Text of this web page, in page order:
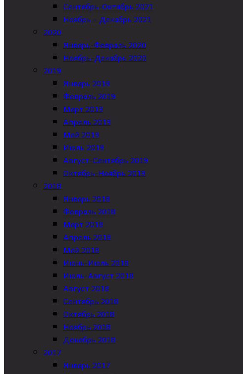
Сентябрь-Октябрь 2021
Ноябрь – Декабрь 2021
2020
Январь-Февраль 2020
Ноябрь-Декабрь 2020
2019
Январь 2019
Февраль 2019
Март 2019
Апрель 2019
Май 2019
Июль 2019
Август-Сентябрь 2019
Октябрь-Ноябрь 2019
2018
Январь 2018
Февраль 2018
Март 2018
Апрель 2018
Май 2018
Июнь-Июль 2018
Июль-Август 2018
Август 2018
Сентябрь 2018
Октябрь 2018
Ноябрь 2018
Декабрь 2018
2017
Январь 2017